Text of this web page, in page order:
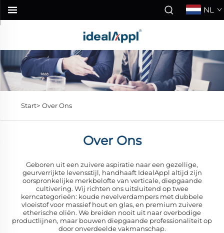
NL
Start> Over Ons
Over Ons
Geboren uit een zuivere aspiratie naar een gezellige,
geurverrijkte levensstijl, handhaaft IdealAppl altijd zijn
oorspronkelijke merkbelofte van verticale, diepgaande
cultivering. Wij richten ons uitsluitend op twee
kerncategorieën: koude nevelverdampers met dubbele
vloeistof voor massief hout en glas, en premium zuivere
etherische oliën. We breiden nooit uit naar overbodige
productlijnen, maar bouwen diepgaande professionaliteit op
door onverdeelde vakmanschap.